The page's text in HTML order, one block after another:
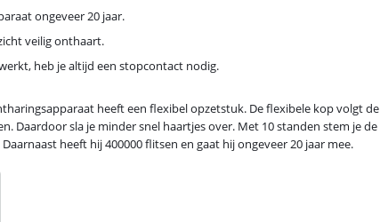
ongeveer 20 jaar.
veilig onthaart.
heb je altijd een stopcontact nodig.
heeft een flexibel opzetstuk. De flexibele kop volgt de
Daardoor sla je minder snel haartjes over. Met 10 standen stem je de
heeft hij 400000 flitsen en gaat hij ongeveer 20 jaar mee.